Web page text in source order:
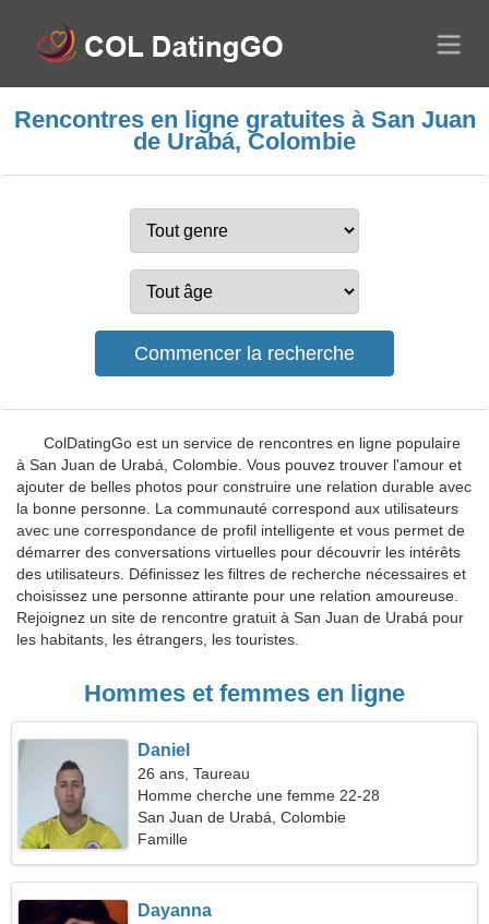
Rencontres en ligne gratuites à San Juan
de Urabá, Colombie
ColDatingGo est un service de rencontres en ligne populaire
à San Juan de Urabá, Colombie. Vous pouvez trouver l'amour et
ajouter de belles photos pour construire une relation durable avec
la bonne personne. La communauté correspond aux utilisateurs
avec une correspondance de profil intelligente et vous permet de
démarrer des conversations virtuelles pour découvrir les intérêts
des utilisateurs. Définissez les filtres de recherche nécessaires et
choisissez une personne attirante pour une relation amoureuse.
Rejoignez un site de rencontre gratuit à San Juan de Urabá pour
les habitants, les étrangers, les touristes.
Hommes et femmes en ligne
Daniel
26 ans, Taureau
Homme cherche une femme 22-28
San Juan de Urabá, Colombie
Famille
Dayanna